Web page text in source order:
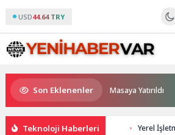
USD44.64 TRY
Son Eklenenler
ve Yatırım Potansiyeli Masaya Yatırıldı
Teknoloji Haberleri Yerel